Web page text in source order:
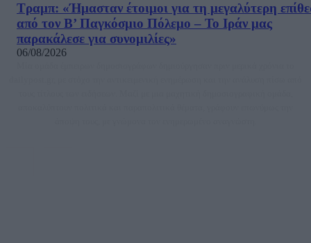
Τραμπ: «Ήμασταν έτοιμοι για τη μεγαλύτερη
από τον Β’ Παγκόσμιο Πόλεμο – Το Ιράν μας
παρακάλεσε για συνομιλίες»
06/08/2026